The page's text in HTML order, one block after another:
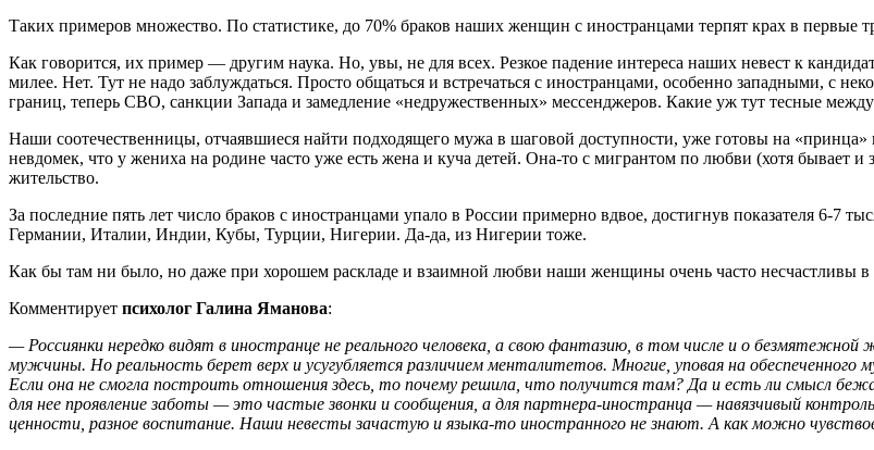
Таких примеров множество. По статистике, до 70% браков наших женщин с иностранцами терпят крах в первые
Как говорится, их пример — другим наука. Но, увы, не для всех. Резкое падение интереса наших невест к
милее. Нет. Тут не надо заблуждаться. Просто общаться и встречаться с иностранцами, особенно западными, с
границ, теперь СВО, санкции Запада и замедление «недружественных» мессенджеров. Какие уж тут тесные
Наши соотечественницы, отчаявшиеся найти подходящего мужа в шаговой доступности, уже готовы на
невдомек, что у жениха на родине часто уже есть жена и куча детей. Она-то с мигрантом по любви (хотя бывает
жительство.
За последние пять лет число браков с иностранцами упало в России примерно вдвое, достигнув показателя 6-7
Германии, Италии, Индии, Кубы, Турции, Нигерии. Да-да, из Нигерии тоже.
Как бы там ни было, но даже при хорошем раскладе и взаимной любви наши женщины очень часто несчастливы в
Комментирует психолог Галина Яманова:
— Россиянки нередко видят в иностранце не реального человека, а свою фантазию, в том числе и о безмятежной
мужчины. Но реальность берет верх и усугубляется различием менталитетов. Многие, уповая на
Если она не смогла построить отношения здесь, то почему решила, что получится там? Да и есть ли смысл
для нее проявление заботы — это частые звонки и сообщения, а для партнера-иностранца — навязчивый
ценности, разное воспитание. Наши невесты зачастую и языка-то иностранного не знают. А как можно